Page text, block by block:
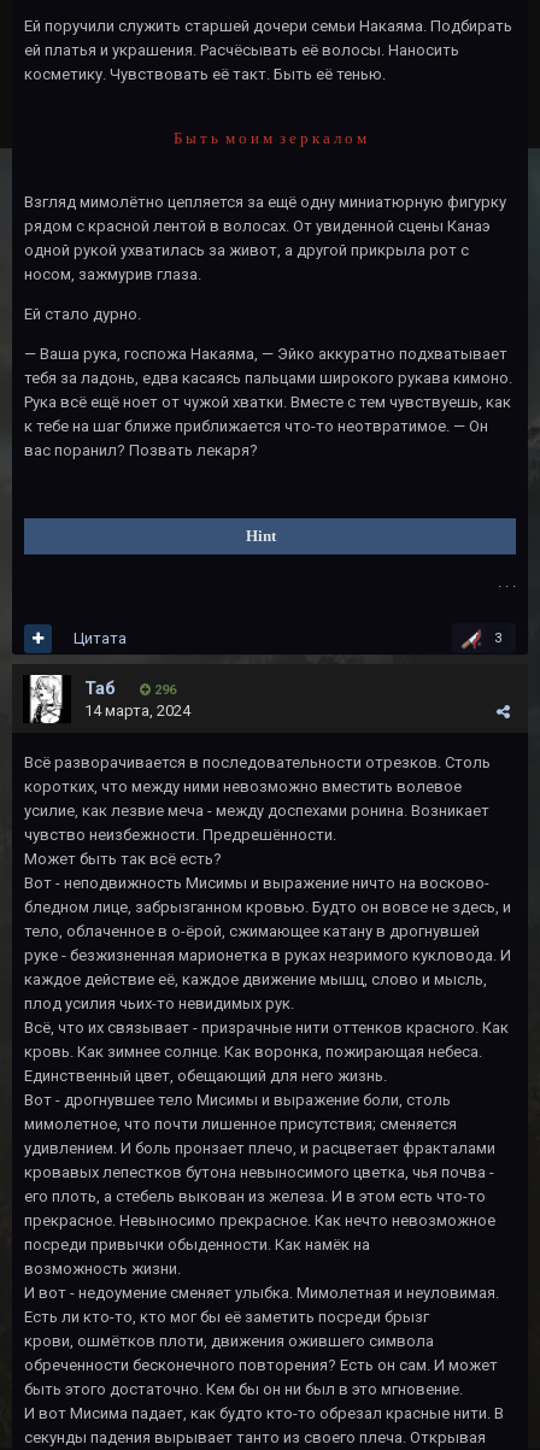
Ей поручили служить старшей дочери семьи Накаяма. Подбирать
ей платья и украшения. Расчёсывать её волосы. Наносить
косметику. Чувствовать её такт. Быть её тенью.
Б ы т ь м о и м з е р к а л о м
Взгляд мимолётно цепляется за ещё одну миниатюрную фигурку
рядом с красной лентой в волосах. От увиденной сцены Канаэ
одной рукой ухватилась за живот, а другой прикрыла рот с
носом, зажмурив глаза.
Ей стало дурно.
— Ваша рука, госпожа Накаяма, — Эйко аккуратно подхватывает
тебя за ладонь, едва касаясь пальцами широкого рукава кимоно.
Рука всё ещё ноет от чужой хватки. Вместе с тем чувствуешь, как
к тебе на шаг ближе приближается что-то неотвратимое. — Он
вас поранил? Позвать лекаря?
Hint
. . .
3
Цитата
Таб 296
14 марта, 2024
Всё разворачивается в последовательности отрезков. Столь
коротких, что между ними невозможно вместить волевое
усилие, как лезвие меча - между доспехами ронина. Возникает
чувство неизбежности. Предрешённости.
Может быть так всё есть?
Вот - неподвижность Мисимы и выражение ничто на восково-
бледном лице, забрызганном кровью. Будто он вовсе не здесь, и
тело, облаченное в о-ёрой, сжимающее катану в дрогнувшей
руке - безжизненная марионетка в руках незримого кукловода. И
каждое действие её, каждое движение мышц, слово и мысль,
плод усилия чьих-то невидимых рук.
Всё, что их связывает - призрачные нити оттенков красного. Как
кровь. Как зимнее солнце. Как воронка, пожирающая небеса.
Единственный цвет, обещающий для него жизнь.
Вот - дрогнувшее тело Мисимы и выражение боли, столь
мимолетное, что почти лишенное присутствия; сменяется
удивлением. И боль пронзает плечо, и расцветает фракталами
кровавых лепестков бутона невыносимого цветка, чья почва -
его плоть, а стебель выкован из железа. И в этом есть что-то
прекрасное. Невыносимо прекрасное. Как нечто невозможное
посреди привычки обыденности. Как намёк на
возможность жизни.
И вот - недоумение сменяет улыбка. Мимолетная и неуловимая.
Есть ли кто-то, кто мог бы её заметить посреди брызг
крови, ошмётков плоти, движения ожившего символа
обреченности бесконечного повторения? Есть он сам. И может
быть этого достаточно. Кем бы он ни был в это мгновение.
И вот Мисима падает, как будто кто-то обрезал красные нити. В
секунды падения вырывает танто из своего плеча. Открывая